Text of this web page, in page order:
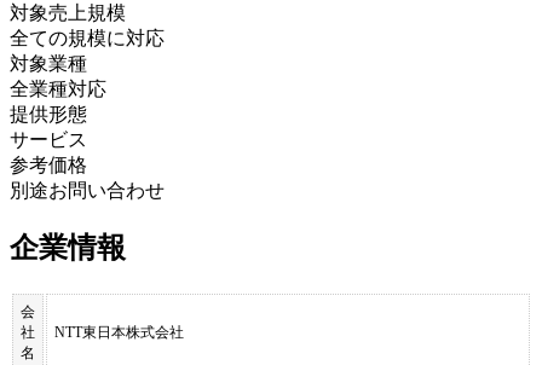
対象売上規模
全ての規模に対応
対象業種
全業種対応
提供形態
サービス
参考価格
別途お問い合わせ
企業情報
会
社
名
NTT東日本株式会社